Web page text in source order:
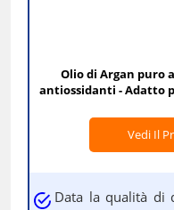
Olio di Argan puro
antiossidanti - Adatto
Vedi Il
Data la qualità di